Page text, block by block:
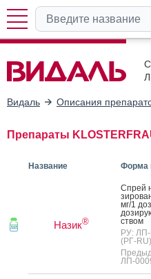
Видаль Описания
Препараты
Название Форма
Назик®
Спрей
мг/1
ством
РУ:
(РГ-
ЛП-